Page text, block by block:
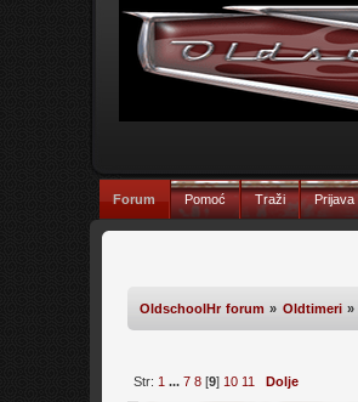
Forum Pomoć Traži Prijava
OldschoolHr forum» Oldtimeri»
Str: 1 ... 7 8[9] 10 11 Dolje